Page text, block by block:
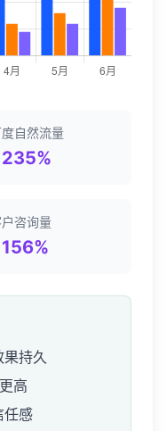
度自然流量
咨询量
持久
高
任感